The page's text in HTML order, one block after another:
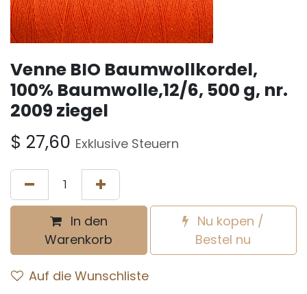
Venne BIO Baumwollkordel,
100% Baumwolle,12/6, 500 g, nr.
2009 ziegel
$ 27,60 Exklusive Steuern
In den
Warenkorb
Nu kopen /
Bestel nu
Auf die Wunschliste